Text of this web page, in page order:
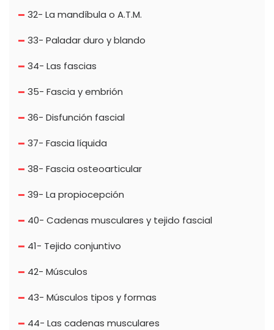
32- La mandíbula o A.T.M.
33- Paladar duro y blando
34- Las fascias
35- Fascia y embrión
36- Disfunción fascial
37- Fascia líquida
38- Fascia osteoarticular
39- La propiocepción
40- Cadenas musculares y tejido fascial
41- Tejido conjuntivo
42- Músculos
43- Músculos tipos y formas
44- Las cadenas musculares